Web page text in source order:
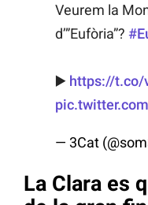
Veurem la
d’”Eufòria”?
▶️ https://t.co/
— 3Cat
La Clara es